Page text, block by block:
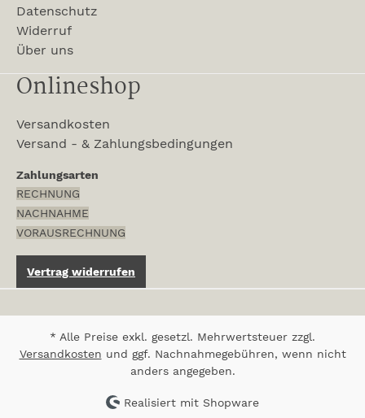
Datenschutz
Widerruf
Über uns
Onlineshop
Versandkosten
Versand - & Zahlungsbedingungen
Zahlungsarten
RECHNUNG
NACHNAHME
VORAUSRECHNUNG
Vertrag widerrufen
* Alle Preise exkl. gesetzl. Mehrwertsteuer zzgl.
Versandkosten und ggf. Nachnahmegebühren, wenn nicht
anders angegeben.
Realisiert mit Shopware